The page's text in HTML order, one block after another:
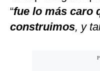
“fue lo más caro
construimos, y